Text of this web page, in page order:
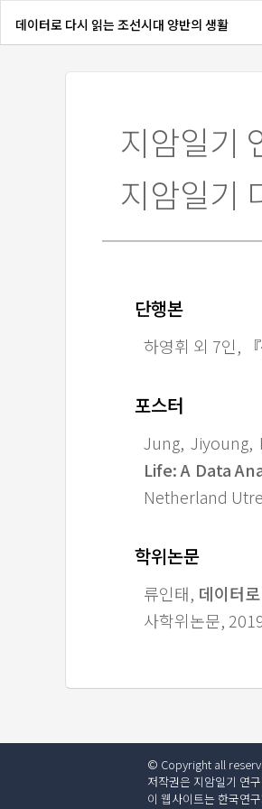
데이터로 다시 읽는 조선시대 양반의 생활
지암일기
지암일기
단행본
하영휘 외 7인,
포스터
Jung, Jiyoung,
Life: A Data
Netherland
학위논문
류인태, 데이터
사학위논문,
© Copyright all
저작권은 지암일기 연
이 웹사이트는 한국연